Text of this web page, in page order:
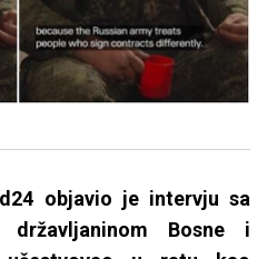
objavio je intervju sa
državljaninom Bosne i